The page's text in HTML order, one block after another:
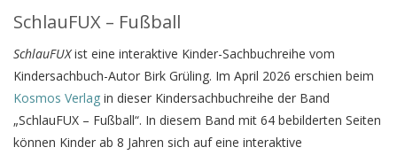
SchlauFUX – Fußball
SchlauFUXist eine interaktive Kinder-Sachbuchreihe vom
Kindersachbuch-Autor Birk Grüling. Im April 2026 erschien beim
Kosmos Verlag in dieser Kindersachbuchreihe der Band
„SchlauFUX – Fußball“. In diesem Band mit 64 bebilderten Seiten
können Kinder ab 8 Jahren sich auf eine interaktive